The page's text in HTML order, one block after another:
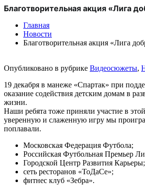
Благотворительная акция «Лига
Главная
Новости
Благотворительная акция «Лига
Опубликовано в рубрике Видеосюжеты,
19 декабря в манеже «Спартак» при
оказание содействия детским домам в
жизни.
Наши ребята тоже приняли участие в
уверенную и слаженную игру мы
поплавали.
Московская Федерация Футбола;
Российская Футбольная Премьер
Городской Центр Развития Карьеры;
сеть ресторанов «ТоДаСе»;
фитнес клуб «Зебра».